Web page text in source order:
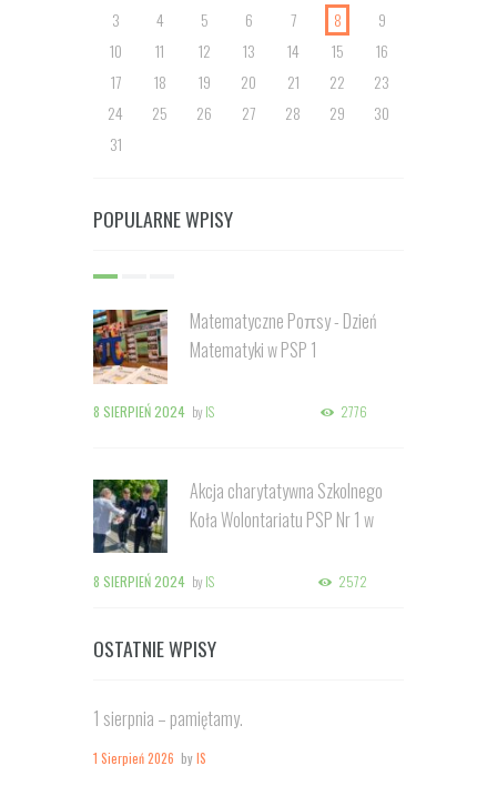
3
4 5 6 7 8
9
10
11 12 13 14 15
16
17
18 19 20 21 22
23
24
25 26 27 28 29
30
31
POPULARNE WPISY
Matematyczne Poπsy - Dzień
Matematyki w PSP 1
8 SIERPIEŃ 2024 by IS 2776
Akcja charytatywna Szkolnego
Koła Wolontariatu PSP Nr 1 w
8 SIERPIEŃ 2024 by IS 2572
OSTATNIE WPISY
1 sierpnia – pamiętamy.
1 Sierpień 2026 byIS